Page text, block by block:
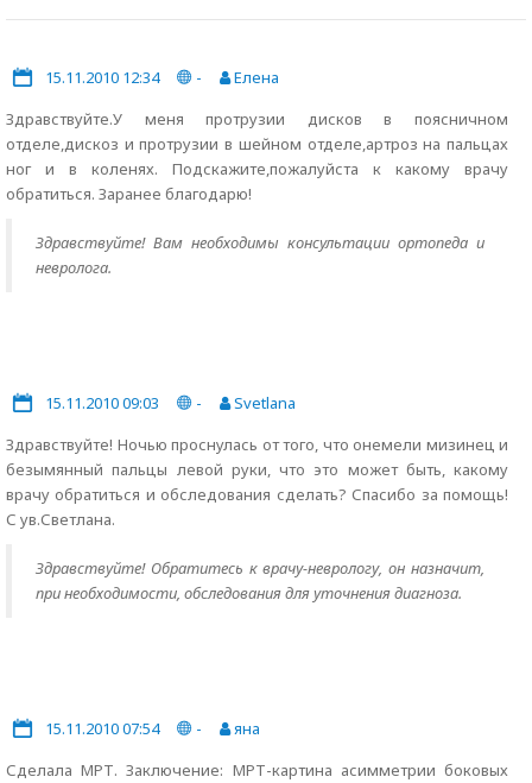
15.11.2010 12:34 -
Елена
Здравствуйте.У меня протрузии дисков в поясничном
отделе,дискоз и протрузии в шейном отделе,артроз на пальцах
ног и в коленях. Подскажите,пожалуйста к какому врачу
обратиться. Заранее благодарю!
Здравствуйте! Вам необходимы консультации ортопеда и
невролога.
15.11.2010 09:03 -
Svetlana
Здравствуйте! Ночью проснулась от того, что онемели мизинец и
безымянный пальцы левой руки, что это может быть, какому
врачу обратиться и обследования сделать? Спасибо за помощь!
С ув.Светлана.
Здравствуйте! Обратитесь к врачу-неврологу, он назначит,
при необходимости, обследования для уточнения диагноза.
15.11.2010 07:54 -
яна
Сделала МРТ. Заключение: МРТ-картина асимметрии боковых